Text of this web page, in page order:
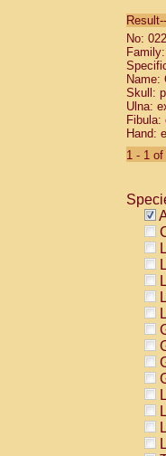
No:
Name:
Skull:
Ulna:
Fibula:
Hand:
1 - 1 of